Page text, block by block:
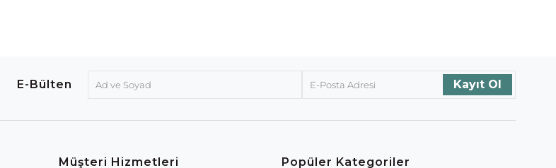
E-Bülten
Müşteri Hizmetleri Popüler Kategoriler